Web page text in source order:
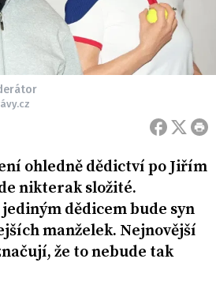
ohledně dědictví po Jiřím
nikterak složité.
dědicem bude syn
manželek. Nejnovější
že to nebude tak